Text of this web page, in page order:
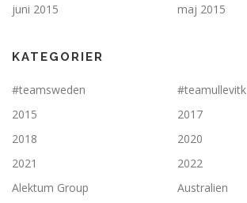
juni 2015
maj 2015
KATEGORIER
#teamsweden
#teamullevitk
2015
2017
2018
2020
2021
2022
Alektum Group
Australien